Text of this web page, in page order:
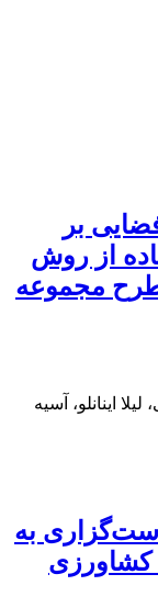
بر
از روش
طرح مجموعه
اینانلو، آسیه
به
کشاورزی